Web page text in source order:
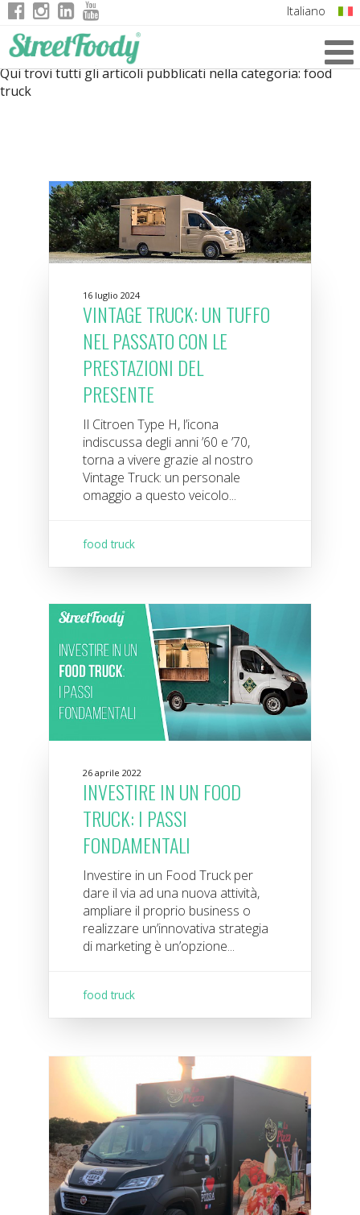
Italiano
German
Qui trovi tutti gli articoli pubblicati nella categoria:food
truck
16 luglio 2024
VINTAGE TRUCK: UN TUFFO
NEL PASSATO CON LE
PRESTAZIONI DEL
PRESENTE
Il Citroen Type H, l’icona
indiscussa degli anni ’60 e ’70,
torna a vivere grazie al nostro
Vintage Truck: un personale
omaggio a questo veicolo...
food truck
26 aprile 2022
INVESTIRE IN UN FOOD
TRUCK: I PASSI
FONDAMENTALI
Investire in un Food Truck per
dare il via ad una nuova attività,
ampliare il proprio business o
realizzare un’innovativa strategia
di marketing è un’opzione...
food truck